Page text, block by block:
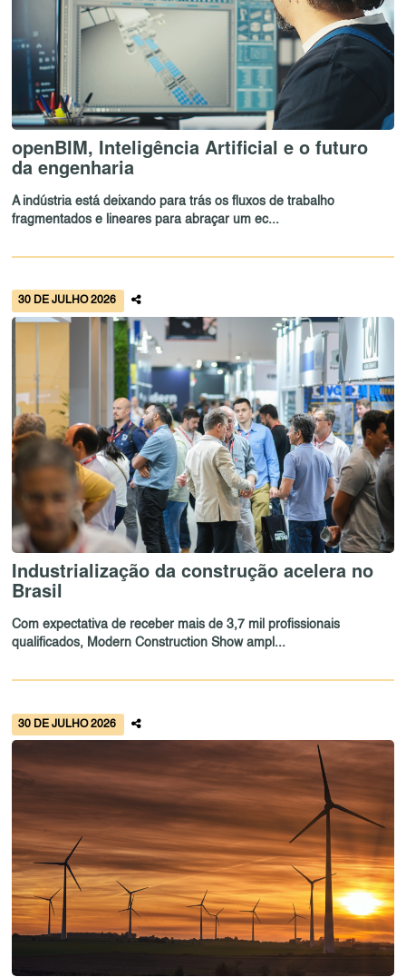
openBIM, Inteligência Artificial e o futuro
da engenharia
A indústria está deixando para trás os fluxos de trabalho
fragmentados e lineares para abraçar um ec...
30 DE JULHO 2026
Industrialização da construção acelera no
Brasil
Com expectativa de receber mais de 3,7 mil profissionais
qualificados, Modern Construction Show ampl...
30 DE JULHO 2026